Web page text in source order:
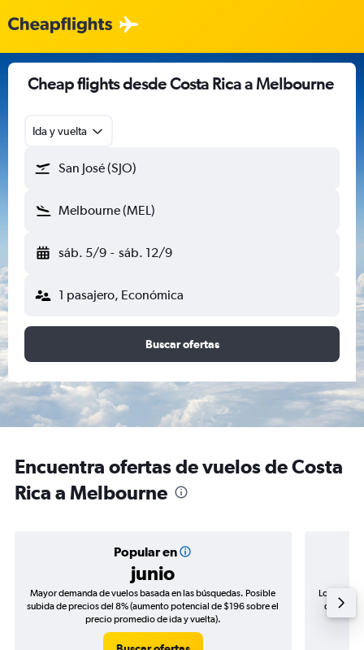
Cheap flights desde Costa Rica a Melbourne
Ida y vuelta
San José (SJO)
Melbourne (MEL)
sáb. 5/9 - sáb. 12/9
1 pasajero, Económica
Buscar ofertas
Encuentra ofertas de vuelos de Costa
Rica a Melbourne
Popular en
junio
Mayor demanda de vuelos basada en las búsquedas. Posible
subida de precios del 8% (aumento potencial de $196 sobre el
precio promedio de ida y vuelta).
Los
de